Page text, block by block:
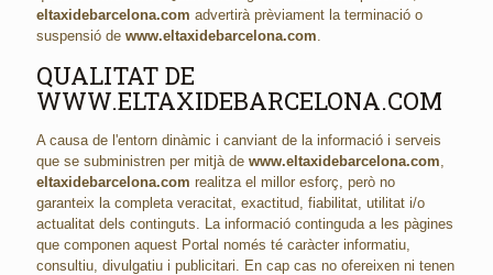
eltaxidebarcelona.com advertirà prèviament la terminació o
suspensió de www.eltaxidebarcelona.com.
QUALITAT DE
WWW.ELTAXIDEBARCELONA.COM
A causa de l'entorn dinàmic i canviant de la informació i serveis
que se subministren per mitjà de www.eltaxidebarcelona.com,
eltaxidebarcelona.com realitza el millor esforç, però no
garanteix la completa veracitat, exactitud, fiabilitat, utilitat i/o
actualitat dels continguts. La informació continguda a les pàgines
que componen aquest Portal només té caràcter informatiu,
consultiu, divulgatiu i publicitari. En cap cas no ofereixen ni tenen